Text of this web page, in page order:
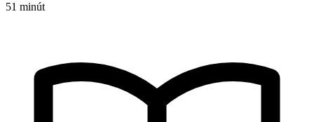
51 minút